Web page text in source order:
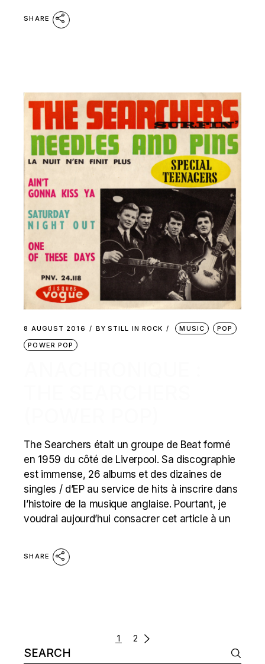
SHARE
8 AUGUST 2016 BY STILL IN ROCK MUSIC
POP
POWER POP
The Searchers était un groupe de Beat formé
en 1959 du côté de Liverpool. Sa discographie
est immense, 26 albums et des dizaines de
singles / d’EP au service de hits à inscrire dans
l’histoire de la musique anglaise. Pourtant, je
voudrai aujourd’hui consacrer cet article à un
SHARE
1 2
Search
for: